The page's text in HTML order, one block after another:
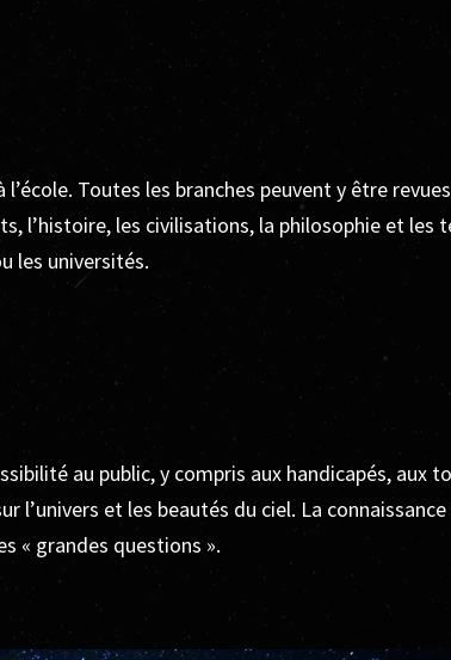
Toutes les branches peuvent y être
l’histoire, les civilisations, la philosophie et les
les universités.
au public, y compris aux handicapés, aux
l’univers et les beautés du ciel. La
« grandes questions ».